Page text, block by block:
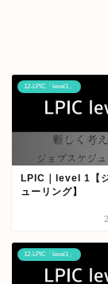
12-LPIC「level1」
LPIC｜level 1【
ューリング】
12-LPIC「level1」